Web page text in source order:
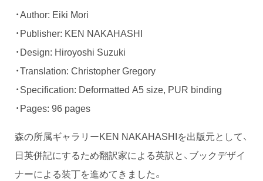
・Author: Eiki Mori
・Publisher: KEN NAKAHASHI
・Design: Hiroyoshi Suzuki
・Translation: Christopher Gregory
・Specification: Deformatted A5 size, PUR binding
・Pages: 96 pages
森の所属ギャラリーKEN NAKAHASHIを出版元として、
日英併記にするため翻訳家による英訳と、ブックデザイ
ナーによる装丁を進めてきました。